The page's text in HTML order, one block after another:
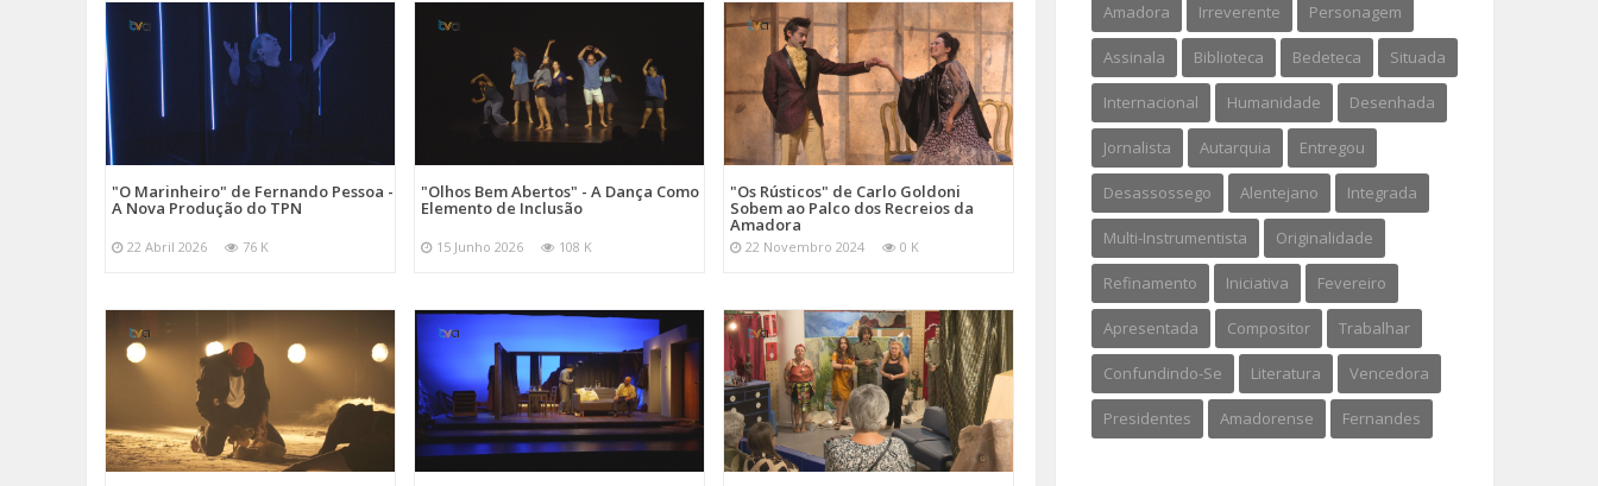
"O Marinheiro" de Fernando Pessoa -
A Nova Produção do TPN
22 Abril 2026 76 K
"Olhos Bem Abertos" - A Dança Como
Elemento de Inclusão
15 Junho 2026 108 K
"Os Rústicos" de Carlo Goldoni
Sobem ao Palco dos Recreios da
Amadora
22 Novembro 2024 0 K
Amadora Irreverente Personagem
Assinala Biblioteca Bedeteca Situada
Internacional Humanidade Desenhada
Jornalista Autarquia Entregou
Desassossego Alentejano Integrada
Multi-Instrumentista Originalidade
Refinamento Iniciativa Fevereiro
Apresentada Compositor Trabalhar
Confundindo-Se Literatura Vencedora
Presidentes Amadorense Fernandes